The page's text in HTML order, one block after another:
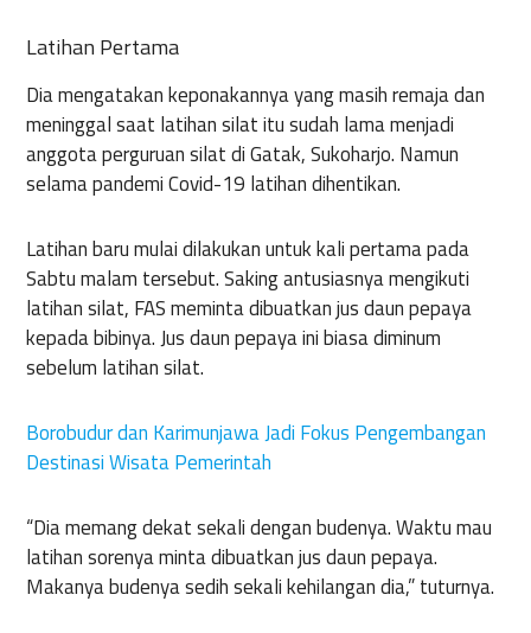
Latihan Pertama
Dia mengatakan keponakannya yang masih remaja dan
meninggal saat latihan silat itu sudah lama menjadi
anggota perguruan silat di Gatak, Sukoharjo. Namun
selama pandemi Covid-19 latihan dihentikan.
Latihan baru mulai dilakukan untuk kali pertama pada
Sabtu malam tersebut. Saking antusiasnya mengikuti
latihan silat, FAS meminta dibuatkan jus daun pepaya
kepada bibinya. Jus daun pepaya ini biasa diminum
sebelum latihan silat.
Borobudur dan Karimunjawa Jadi Fokus Pengembangan
Destinasi Wisata Pemerintah
“Dia memang dekat sekali dengan budenya. Waktu mau
latihan sorenya minta dibuatkan jus daun pepaya.
Makanya budenya sedih sekali kehilangan dia,” tuturnya.